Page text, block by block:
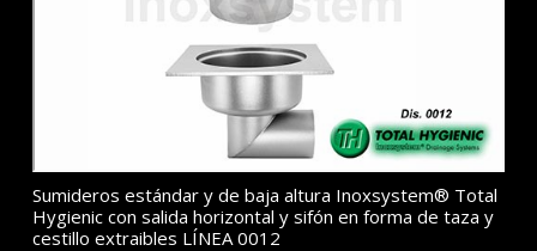
Sumideros estándar y de baja altura Inoxsystem® Total
Hygienic con salida horizontal y sifón en forma de taza y
cestillo extraibles LÍNEA 0012